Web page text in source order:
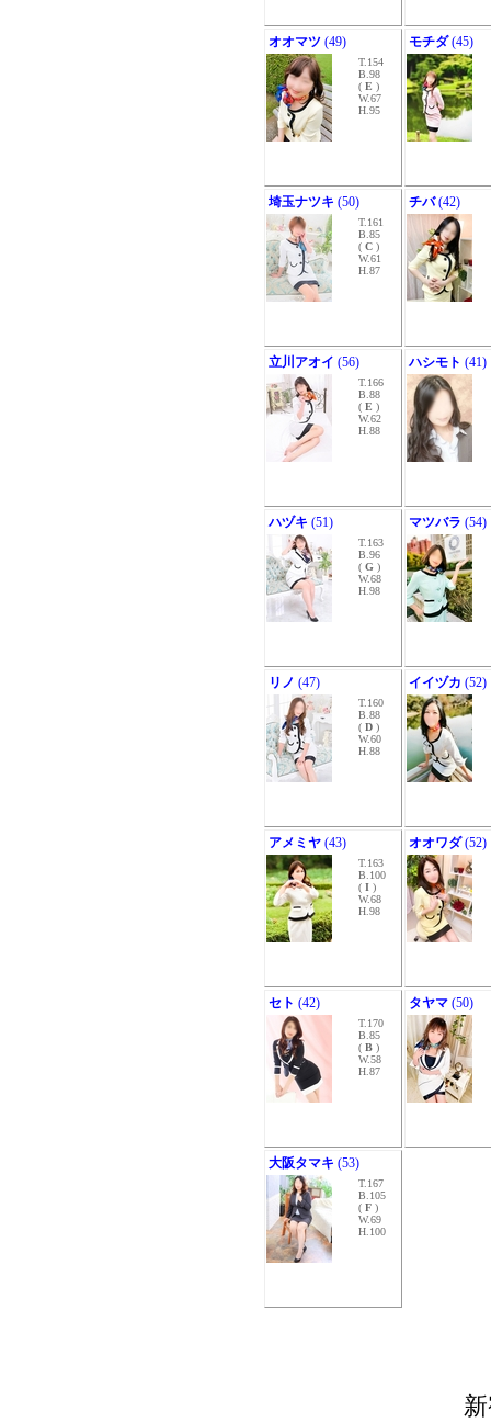
オオマツ (49)
T.154
B.98
( E )
W.67
H.95
モチダ(45)
埼玉ナツキ (50)
T.161
B.85
( C )
W.61
H.87
チバ(42)
立川アオイ (56)
T.166
B.88
( E )
W.62
H.88
ハシモト (41)
ハヅキ (51)
T.163
B.96
( G )
W.68
H.98
マツバラ (54)
リノ (47)
T.160
B.88
( D )
W.60
H.88
イイヅカ (52)
アメミヤ (43)
T.163
B.100
( I )
W.68
H.98
オオワダ(52)
セト (42)
T.170
B.85
( B )
W.58
H.87
タヤマ (50)
大阪タマキ (53)
T.167
B.105
( F )
W.69
H.100